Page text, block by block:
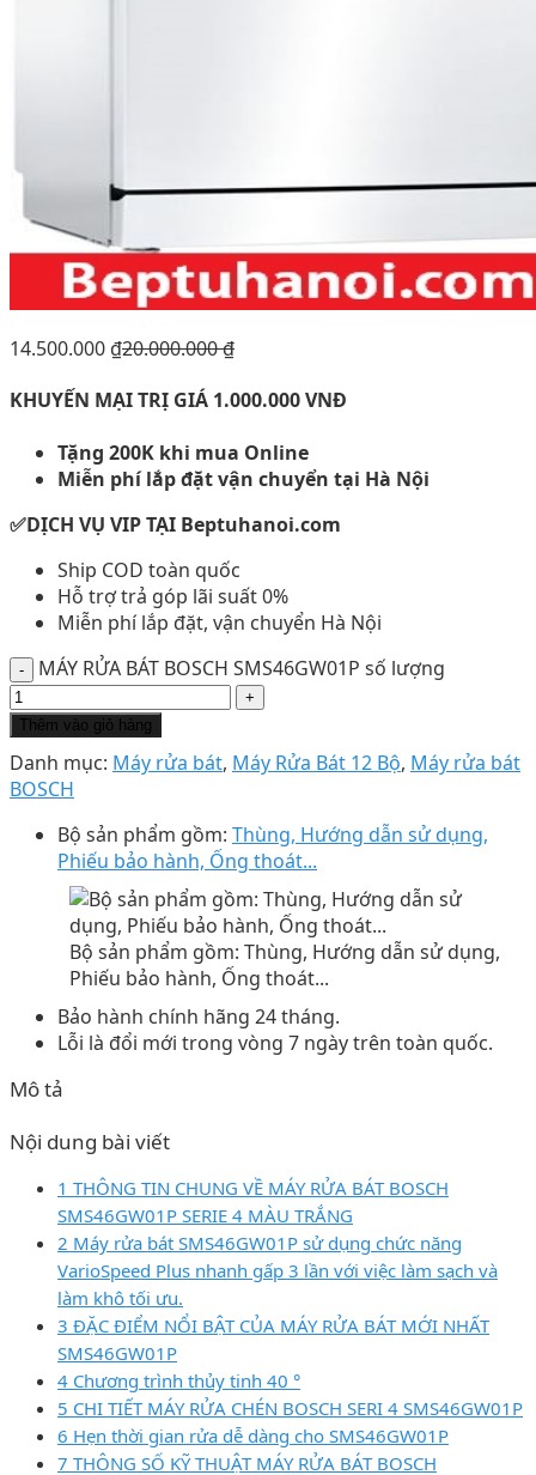
14.500.000 ₫20.000.000₫
KHUYẾN MẠI TRỊ GIÁ 1.000.000 VNĐ
Tặng 200K khi mua Online
Miễn phí lắp đặt vận chuyển tại Hà Nội
✅DỊCH VỤ VIP TẠI Beptuhanoi.com
Ship COD toàn quốc
Hỗ trợ trả góp lãi suất 0%
Miễn phí lắp đặt, vận chuyển Hà Nội
MÁY RỬA BÁT BOSCH SMS46GW01P số lượng
Thêm vào giỏ hàng
Danh mục: Máy rửa bát, Máy Rửa Bát 12 Bộ, Máy rửa bát
BOSCH
Bộ sản phẩm gồm: Thùng, Hướng dẫn sử dụng,
Phiếu bảo hành, Ống thoát...
Bộ sản phẩm gồm: Thùng, Hướng dẫn sử dụng,
Phiếu bảo hành, Ống thoát...
Bảo hành chính hãng 24 tháng.
Lỗi là đổi mới trong vòng 7 ngày trên toàn quốc.
Mô tả
Nội dung bài viết
1 THÔNG TIN CHUNG VỀ MÁY RỬA BÁT BOSCH
SMS46GW01P SERIE 4 MÀU TRẮNG
2 Máy rửa bát SMS46GW01P sử dụng chức năng
VarioSpeed ​​Plus nhanh gấp 3 lần với việc làm sạch và
làm khô tối ưu.
3 ĐẶC ĐIỂM NỔI BẬT CỦA MÁY RỬA BÁT MỚI NHẤT
SMS46GW01P
4 Chương trình thủy tinh 40 °
5 CHI TIẾT MÁY RỬA CHÉN BOSCH SERI 4 SMS46GW01P
6 Hẹn thời gian rửa dễ dàng cho SMS46GW01P
7 THÔNG SỐ KỸ THUẬT MÁY RỬA BÁT BOSCH